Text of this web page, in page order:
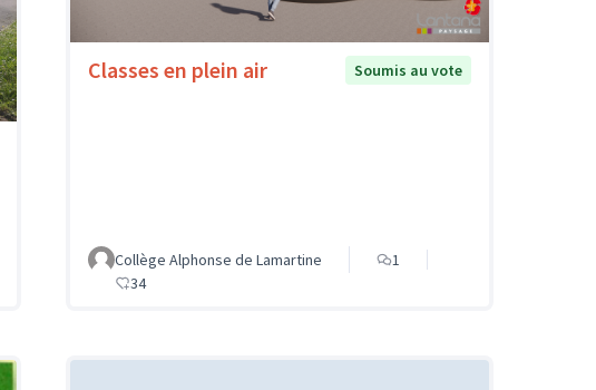
Classes en plein air Soumis au vote
Collège Alphonse de Lamartine
1
34